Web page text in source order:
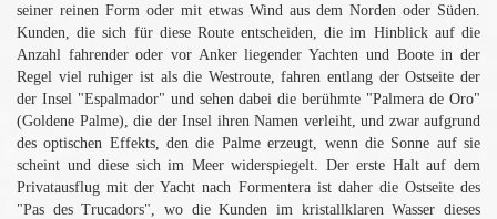
seiner reinen Form oder mit etwas Wind aus dem Norden oder Süden.
Kunden, die sich für diese Route entscheiden, die im Hinblick auf die
Anzahl fahrender oder vor Anker liegender Yachten und Boote in der
Regel viel ruhiger ist als die Westroute, fahren entlang der Ostseite der
der Insel "Espalmador" und sehen dabei die berühmte "Palmera de Oro"
(Goldene Palme), die der Insel ihren Namen verleiht, und zwar aufgrund
des optischen Effekts, den die Palme erzeugt, wenn die Sonne auf sie
scheint und diese sich im Meer widerspiegelt. Der erste Halt auf dem
Privatausflug mit der Yacht nach Formentera ist daher die Ostseite des
"Pas des Trucadors", wo die Kunden im kristallklaren Wasser dieses